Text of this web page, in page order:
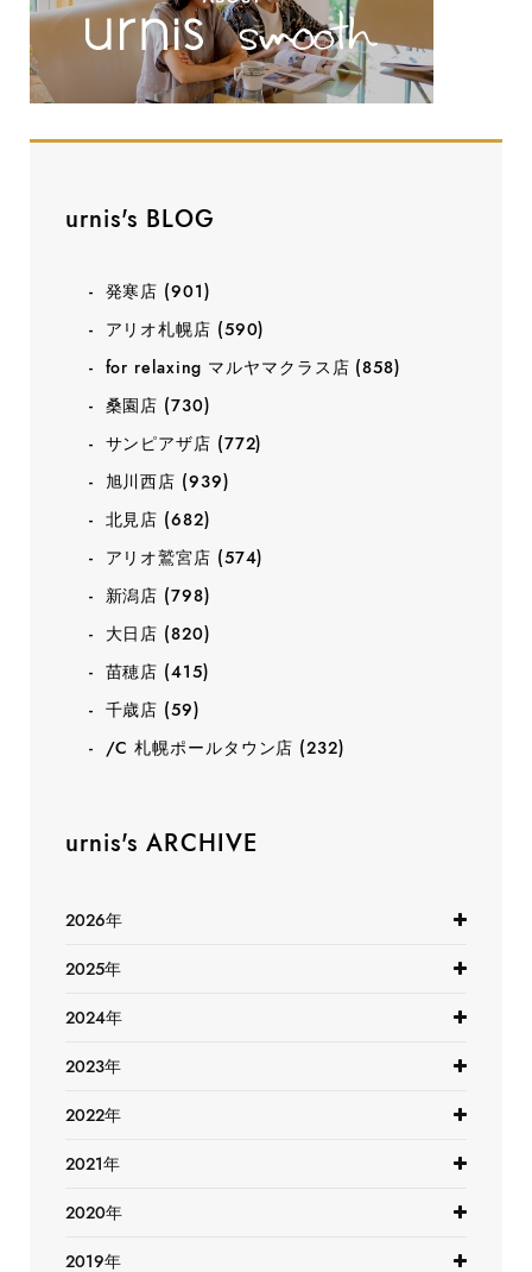
urnis's BLOG
発寒店 (901)
アリオ札幌店 (590)
for relaxing マルヤマクラス店 (858)
桑園店 (730)
サンピアザ店 (772)
旭川西店 (939)
北見店 (682)
アリオ鷲宮店 (574)
新潟店 (798)
大日店 (820)
苗穂店 (415)
千歳店 (59)
/C 札幌ポールタウン店 (232)
urnis's ARCHIVE
2026年
2025年
2024年
2023年
2022年
2021年
2020年
2019年